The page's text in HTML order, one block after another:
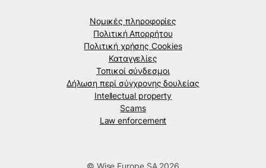
Νομικές πληροφορίες
Πολιτική Απορρήτου
Πολιτική χρήσης Cookies
Καταγγελίες
Τοπικοί σύνδεσμοι
Δήλωση περί σύγχρονης δουλείας
Intellectual property
Scams
Law enforcement
© Wise Europe SA 2026